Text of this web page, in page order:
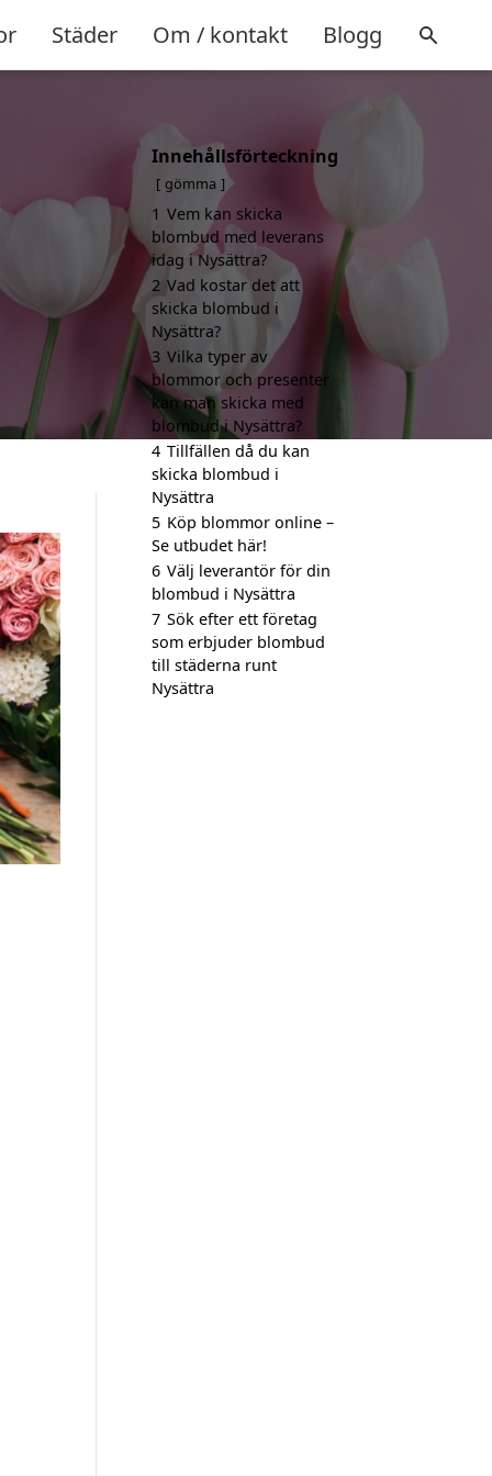
Städer Om / kontakt Blogg
Innehållsförteckning
gömma
1 Vem kan skicka
blombud med leverans
idag i Nysättra?
2 Vad kostar det att
skicka blombud i
Nysättra?
3 Vilka typer av
blommor och presenter
kan man skicka med
blombud i Nysättra?
4 Tillfällen då du kan
skicka blombud i
Nysättra
5 Köp blommor online –
Se utbudet här!
6 Välj leverantör för din
blombud i Nysättra
7 Sök efter ett företag
som erbjuder blombud
till städerna runt
Nysättra